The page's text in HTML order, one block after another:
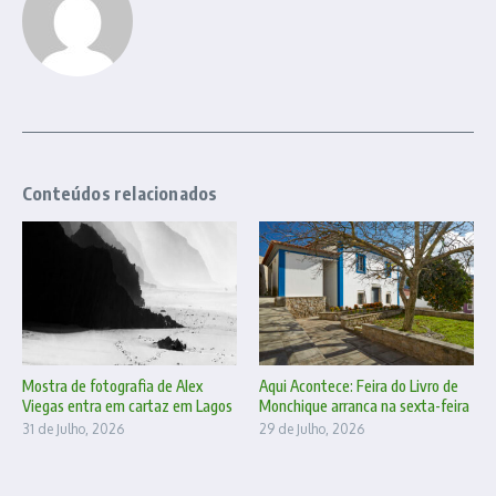
Conteúdos relacionados
Mostra de fotografia de Alex
Viegas entra em cartaz em Lagos
31 de Julho, 2026
Aqui Acontece: Feira do Livro de
Monchique arranca na sexta-feira
29 de Julho, 2026